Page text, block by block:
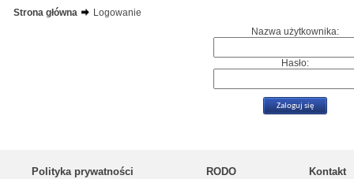
Strona główna
Logowanie
Nazwa użytkownika:
Hasło:
Polityka prywatności RODO Kontakt